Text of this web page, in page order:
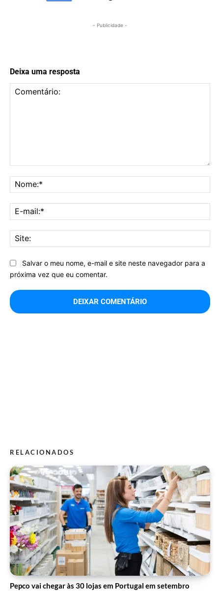
- Publicidade -
Deixa uma resposta
Salvar o meu nome, e-mail e site neste navegador para a
próxima vez que eu comentar.
RELACIONADOS
Pepco vai chegar às 30 lojas em Portugal em setembro